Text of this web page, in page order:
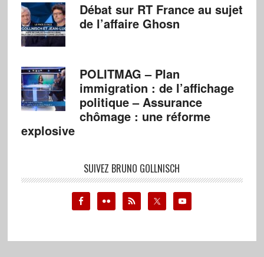
Débat sur RT France au sujet
de l’affaire Ghosn
POLITMAG – Plan
immigration : de l’affichage
politique – Assurance
chômage : une réforme
explosive
SUIVEZ BRUNO GOLLNISCH